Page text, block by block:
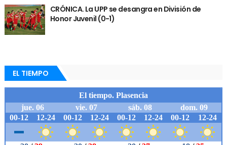
CRÓNICA. La UPP se desangra en División de
Honor Juvenil (0-1)
EL TIEMPO